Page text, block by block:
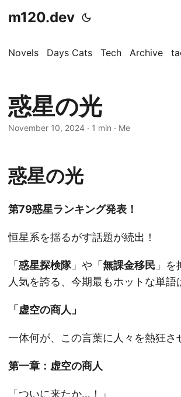
m120.dev
Novels Days Cats Tech Archive
惑星の光
November 10, 2024 · 1 min · Me
惑星の光
第79惑星ランキング発表！
恒星系を揺るがす話題が続出！
「 惑星探検隊」や「 無課金移民 」
人気を誇る、今期最もホットな単語
「虚空の商人」
一体何が、この言葉に人々を熱狂さ
第一章：虚空の商人
「ついに来たか…！」